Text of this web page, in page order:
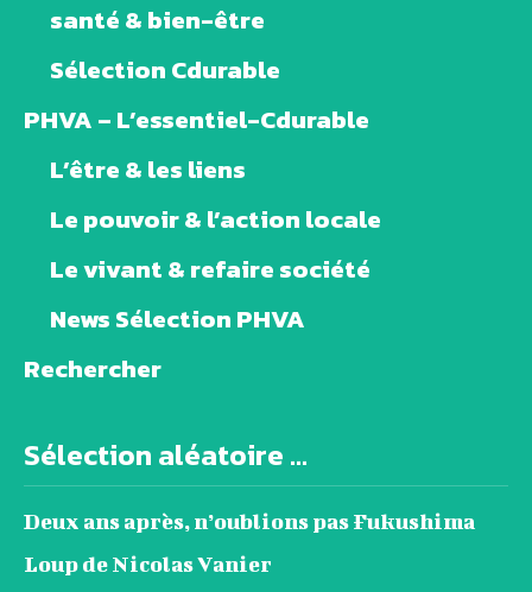
santé & bien-être
Sélection Cdurable
PHVA – L’essentiel-Cdurable
L’être & les liens
Le pouvoir & l’action locale
Le vivant & refaire société
News Sélection PHVA
Rechercher
Sélection aléatoire ...
Deux ans après, n’oublions pas Fukushima
Loup de Nicolas Vanier